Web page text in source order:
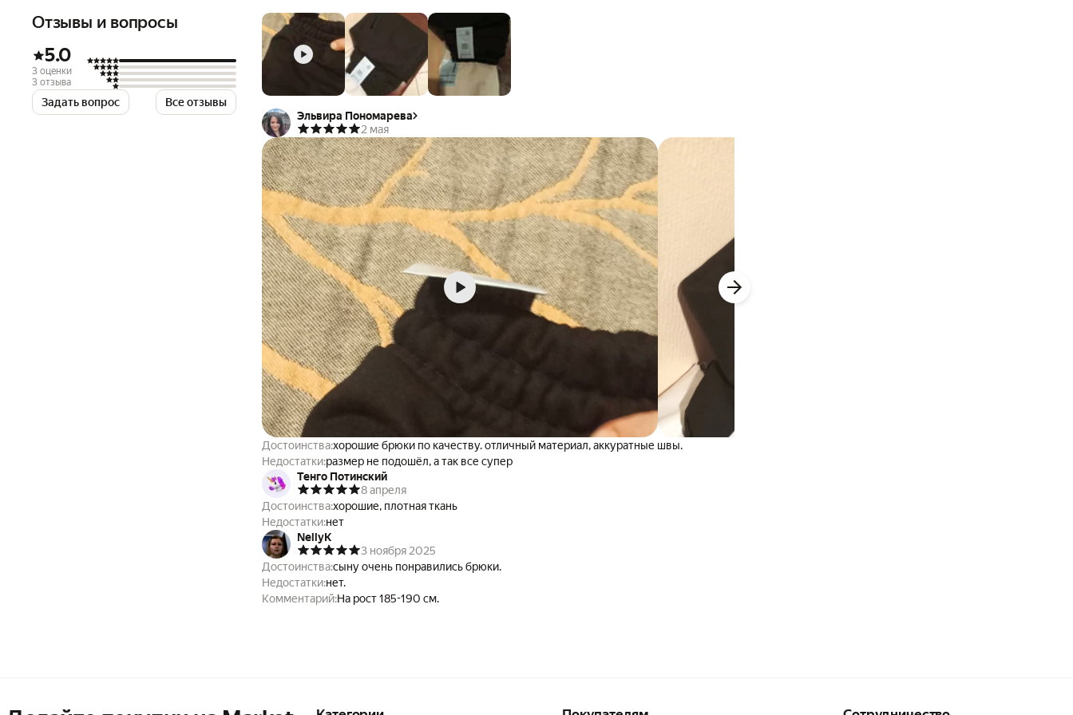
Отзывы и вопросы
5.0
3 оценки
3 отзыва
Задать вопрос
Все отзывы
Эльвира Пономарева
2 мая
Достоинства:хорошие брюки по качеству. отличный материал, аккуратные швы.
Недостатки:размер не подошёл, а так все супер
Тенго Потинский
8 апреля
Достоинства:хорошие, плотная ткань
Недостатки:нет
NellyK
3 ноября 2025
Достоинства:сыну очень понравились брюки.
Недостатки:нет.
Комментарий:На рост 185-190 см.